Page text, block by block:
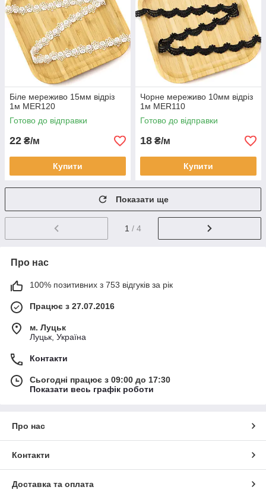
Біле мереживо 15мм відріз
1м MER120
Готово до відправки
22 ₴/м
Купити
Чорне мереживо 10мм відріз
1м MER110
Готово до відправки
18 ₴/м
Купити
Показати ще
1 / 4
Про нас
100% позитивних з 753 відгуків за рік
Працює з 27.07.2016
м. Луцьк
Луцьк, Україна
Контакти
Сьогодні працює з 09:00 до 17:30
Показати весь графік роботи
Про нас
Контакти
Доставка та оплата